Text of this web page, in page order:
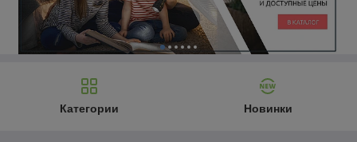
Категории Новинки